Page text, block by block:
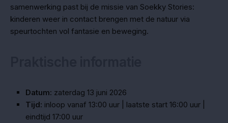
samenwerking past bij de missie van Soekky Stories:
kinderen weer in contact brengen met de natuur via
speurtochten vol fantasie en beweging.
Datum: zaterdag 13 juni 2026
Tijd: inloop vanaf 13:00 uur | laatste start 16:00 uur |
eindtijd 17:00 uur